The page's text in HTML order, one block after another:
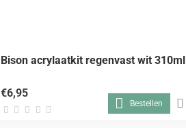
Bison acrylaatkit regenvast wit 310ml
€6,95
Bestellen